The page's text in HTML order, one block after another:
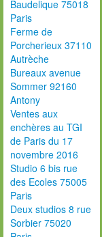
Baudelique 75018
Paris
Ferme de
Porcherieux 37110
Autrèche
Bureaux avenue
Sommer 92160
Antony
Ventes aux
enchères au TGI
de Paris du 17
novembre 2016
Studio 6 bis rue
des Ecoles 75005
Paris
Deux studios 8 rue
Sorbier 75020